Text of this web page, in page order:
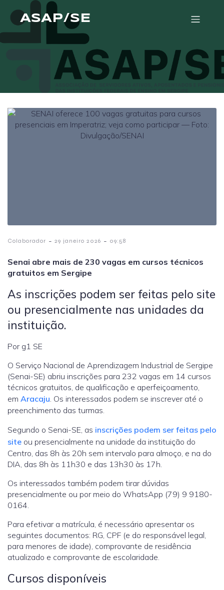
ASAP/SE
Colaborador - 29 janeiro 2026 - 09:58
Senai abre mais de 230 vagas em cursos técnicos
gratuitos em Sergipe
As inscrições podem ser feitas pelo site
ou presencialmente nas unidades da
instituição.
Por g1 SE
O Serviço Nacional de Aprendizagem Industrial de Sergipe
(Senai-SE) abriu inscrições para 232 vagas em 14 cursos
técnicos gratuitos, de qualificação e aperfeiçoamento,
em Aracaju. Os interessados podem se inscrever até o
preenchimento das turmas.
Segundo o Senai-SE, as inscrições podem ser feitas pelo
site ou presencialmente na unidade da instituição do
Centro, das 8h às 20h sem intervalo para almoço, e na do
DIA, das 8h às 11h30 e das 13h30 às 17h.
Os interessados também podem tirar dúvidas
presencialmente ou por meio do WhatsApp (79) 9 9180-
0164.
Para efetivar a matrícula, é necessário apresentar os
seguintes documentos: RG, CPF (e do responsável legal,
para menores de idade), comprovante de residência
atualizado e comprovante de escolaridade.
Cursos disponíveis